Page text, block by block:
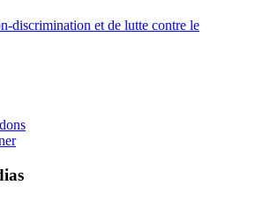
discrimination et de lutte contre le